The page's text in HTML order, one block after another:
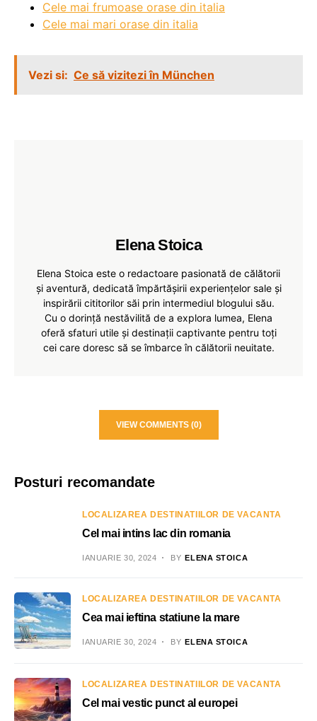
Cele mai frumoase orase din italia
Cele mai mari orase din italia
Vezi si: Ce să vizitezi în München
Elena Stoica
Elena Stoica este o redactoare pasionată de călătorii
și aventură, dedicată împărtășirii experiențelor sale și
inspirării cititorilor săi prin intermediul blogului său.
Cu o dorință nestăvilită de a explora lumea, Elena
oferă sfaturi utile și destinații captivante pentru toți
cei care doresc să se îmbarce în călătorii neuitate.
VIEW COMMENTS (0)
Posturi recomandate
LOCALIZAREA DESTINATIILOR DE VACANTA
Cel mai intins lac din romania
IANUARIE 30, 2024 BY ELENA STOICA
LOCALIZAREA DESTINATIILOR DE VACANTA
Cea mai ieftina statiune la mare
IANUARIE 30, 2024 BY ELENA STOICA
LOCALIZAREA DESTINATIILOR DE VACANTA
Cel mai vestic punct al europei